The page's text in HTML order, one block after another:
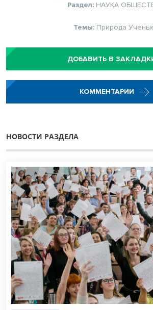
Раздел: НАУКА
Темы: Природа
ДОБАВИТЬ В
КОММЕНТАРИИ
НОВОСТИ РАЗДЕЛА